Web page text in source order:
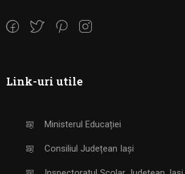
Link-uri utile
Ministerul Educației
Consiliul Județean Iași